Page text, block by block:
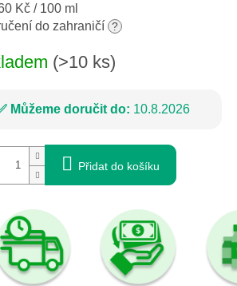
Kč / 100 ml
do zahraničí ?
(>10 ks)
Můžeme doručit do: 10.8.2026
Přidat do košíku